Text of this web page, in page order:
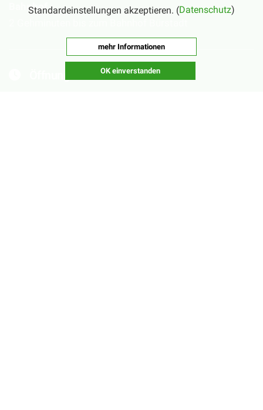
Bahnhof
Öffnungszeiten
Standardeinstellungen akzeptieren. (Datenschutz)
mehr Informationen
OK einverstanden